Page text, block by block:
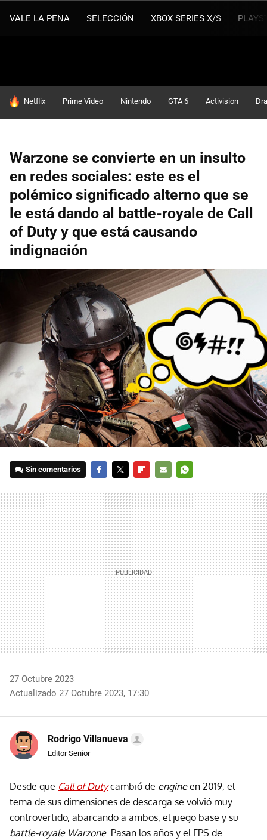
VALE LA PENA SELECCIÓN XBOX SERIES X/S
HOY SE HABLA DE
Netflix Prime Video Nintendo GTA 6 Activision
Warzone se convierte en un insulto
en redes sociales: este es el
polémico significado alterno que se
le está dando al battle-royale de Call
of Duty y que está causando
indignación
Sin comentarios
MAIL
27 Octubre 2023
Actualizado 27 Octubre 2023, 17:30
Rodrigo Villanueva
Editor Senior
Desde que Call of Dutycambió de engineen 2019, el
tema de sus dimensiones de descarga se volvió muy
controvertido, abarcando a ambos, el juego base y su
battle-royale Warzone. Pasan los años y el FPS de